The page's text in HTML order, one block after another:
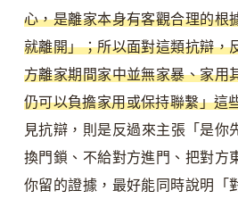
心，是離家本身有客觀合理的根
就離開」；所以面對這類抗辯，
方離家期間家中並無家暴、家用
仍可以負擔家用或保持聯繫」這
見抗辯，則是反過來主張「是
換門鎖、不給對方進門、把對方
你留的證據，最好能同時說明「